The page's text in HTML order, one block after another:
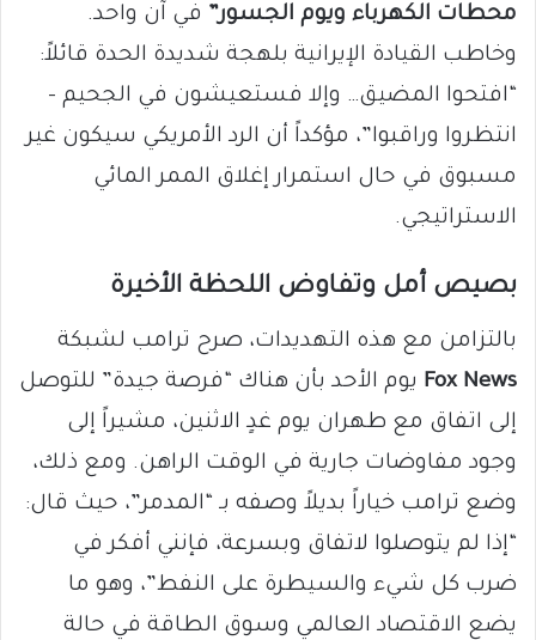
محطات الكهرباء ويوم الجسور” في آن واحد.
وخاطب القيادة الإيرانية بلهجة شديدة الحدة قائلاً:
“افتحوا المضيق… وإلا فستعيشون في الجحيم –
انتظروا وراقبوا”، مؤكداً أن الرد الأمريكي سيكون غير
مسبوق في حال استمرار إغلاق الممر المائي
الاستراتيجي.
بصيص أمل وتفاوض اللحظة الأخيرة
بالتزامن مع هذه التهديدات، صرح ترامب لشبكة
Fox News يوم الأحد بأن هناك “فرصة جيدة” للتوصل
إلى اتفاق مع طهران يوم غدٍ الاثنين، مشيراً إلى
وجود مفاوضات جارية في الوقت الراهن. ومع ذلك،
وضع ترامب خياراً بديلاً وصفه بـ “المدمر”، حيث قال:
“إذا لم يتوصلوا لاتفاق وبسرعة، فإنني أفكر في
ضرب كل شيء والسيطرة على النفط”، وهو ما
يضع الاقتصاد العالمي وسوق الطاقة في حالة